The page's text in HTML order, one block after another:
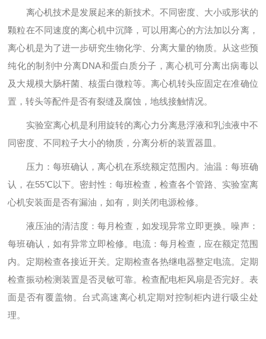
离心机技术是发展起来的新技术。不同密度、大小或形状的
颗粒在不同速度的离心机中沉降，可以用离心的方法加以分离，
离心机是为了进一步研究生物化学、分离大量的物质。从这些预
纯化的制剂中分离DNA和蛋白质分子，离心机可分离出病毒以
及大规模大肠杆菌、核蛋白微粒等。离心机转头应固定在准确位
置，转头等配件是否有裂缝及腐蚀，地线接触情况。
实验室离心机是利用旋转的离心力分离悬浮液和乳浊液中不
同密度、不同粒子大小的物质，分离分析的装置器皿。
压力：每班确认，离心机在系统额定范围内。油温：每班确
认，在55℃以下。密封性：每班检查，检查各个管路、实验室离
心机安装面是否有漏油，如有，则关闭电源检修。
液压油的清洁度：每月检查，如发现异常立即更换。噪声：
每班确认，如有异常立即检修。电流：每月检查，应在额定范围
内。定期检查各接近开关。定期检查各热继电器整定电流。定期
检查振动检测装置是否灵敏可靠。检查配电柜风扇是否完好。表
面是否有覆盖物。台式高速离心机定期对控制柜内进行吸尘处
理。